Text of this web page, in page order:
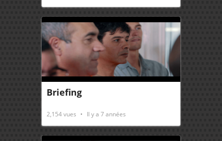
Briefing
2,154vues Il y a 7 années